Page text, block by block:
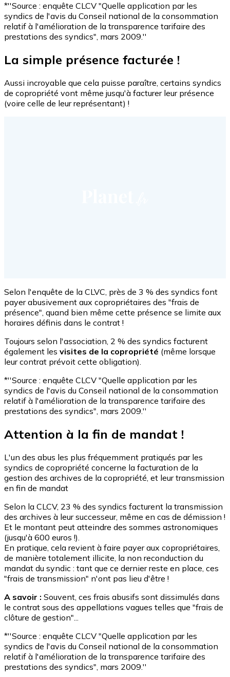
*''Source : enquête CLCV "Quelle application par les
syndics de l'avis du Conseil national de la consommation
relatif à l'amélioration de la transparence tarifaire des
prestations des syndics", mars 2009.''
La simple présence facturée !
Aussi incroyable que cela puisse paraître, certains syndics
de copropriété vont même jusqu'à facturer leur présence
(voire celle de leur représentant) !
Selon l'enquête de la CLVC, près de 3 % des syndics font
payer abusivement aux copropriétaires des "frais de
présence", quand bien même cette présence se limite aux
horaires définis dans le contrat !
Toujours selon l'association, 2 % des syndics facturent
également les visites de la copropriété (même lorsque
leur contrat prévoit cette obligation).
*''Source : enquête CLCV "Quelle application par les
syndics de l'avis du Conseil national de la consommation
relatif à l'amélioration de la transparence tarifaire des
prestations des syndics", mars 2009.''
Attention à la fin de mandat !
L'un des abus les plus fréquemment pratiqués par les
syndics de copropriété concerne la facturation de la
gestion des archives de la copropriété, et leur transmission
en fin de mandat
Selon la CLCV, 23 % des syndics facturent la transmission
des archives à leur successeur, même en cas de démission !
Et le montant peut atteindre des sommes astronomiques
(jusqu'à 600 euros !).
En pratique, cela revient à faire payer aux copropriétaires,
de manière totalement illicite, la non reconduction du
mandat du syndic : tant que ce dernier reste en place, ces
"frais de transmission" n'ont pas lieu d'être !
A savoir : Souvent, ces frais abusifs sont dissimulés dans
le contrat sous des appellations vagues telles que "frais de
clôture de gestion"...
*''Source : enquête CLCV "Quelle application par les
syndics de l'avis du Conseil national de la consommation
relatif à l'amélioration de la transparence tarifaire des
prestations des syndics", mars 2009.''